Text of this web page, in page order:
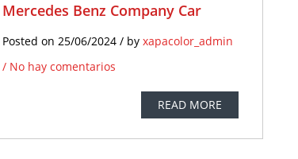
Mercedes Benz Company Car
Posted on 25/06/2024 / by xapacolor_admin
/ No hay comentarios
READ MORE